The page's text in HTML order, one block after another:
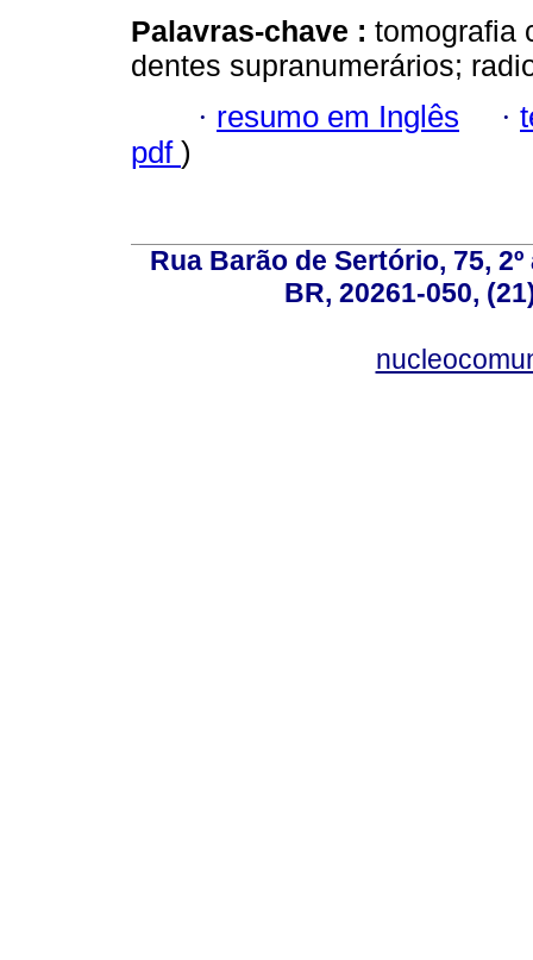
Palavras-chave : tomografia
dentes supranumerários;
· resumo em Inglês ·
pdf )
Rua Barão de Sertório, 75,
BR, 20261-050,